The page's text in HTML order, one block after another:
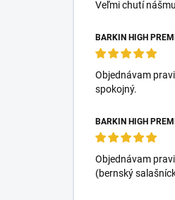
Veľmi chutí
Objednávam
spokojný.
Objednávam
(bernský